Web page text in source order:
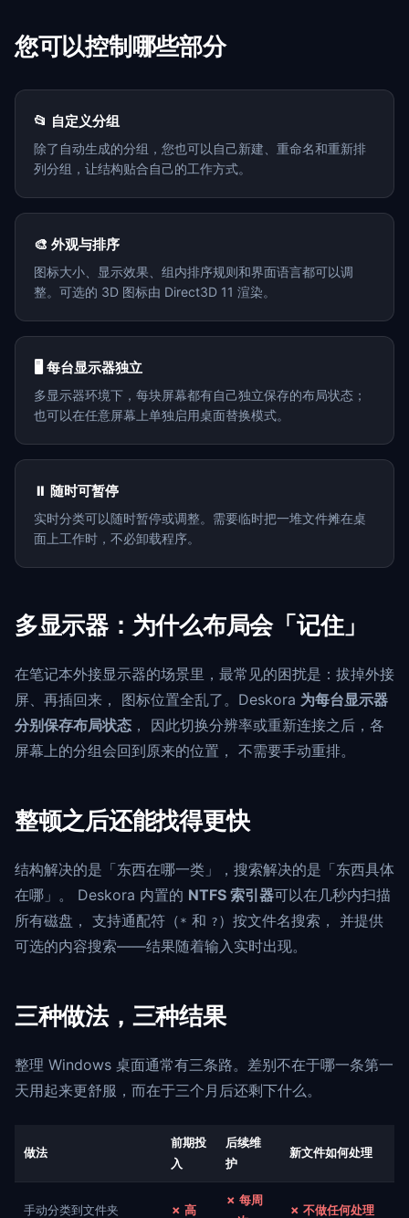
您可以控制哪些部分
📂 自定义分组
除了自动生成的分组，您也可以自己新建、重命名和重新排
列分组，让结构贴合自己的工作方式。
🎨 外观与排序
图标大小、显示效果、组内排序规则和界面语言都可以调
整。可选的 3D 图标由 Direct3D 11 渲染。
🖥️ 每台显示器独立
多显示器环境下，每块屏幕都有自己独立保存的布局状态；
也可以在任意屏幕上单独启用桌面替换模式。
⏸️ 随时可暂停
实时分类可以随时暂停或调整。需要临时把一堆文件摊在桌
面上工作时，不必卸载程序。
多显示器：为什么布局会「记住」
在笔记本外接显示器的场景里，最常见的困扰是：拔掉外接
屏、再插回来， 图标位置全乱了。Deskora 为每台显示器
分别保存布局状态 ， 因此切换分辨率或重新连接之后，各
屏幕上的分组会回到原来的位置， 不需要手动重排。
整顿之后还能找得更快
结构解决的是「东西在哪一类」，搜索解决的是「东西具体
在哪」。 Deskora 内置的 NTFS 索引器可以在几秒内扫描
所有磁盘， 支持通配符（ * 和 ? ）按文件名搜索， 并提供
可选的内容搜索——结果随着输入实时出现。
三种做法，三种结果
整理 Windows 桌面通常有三条路。差别不在于哪一条第一
天用起来更舒服，而在于三个月后还剩下什么。
做法
前期投
入
后续维
护
新文件如何处理
手动分类到文件夹 ✗ 高
✗ 每周
✗ 不做任何处理